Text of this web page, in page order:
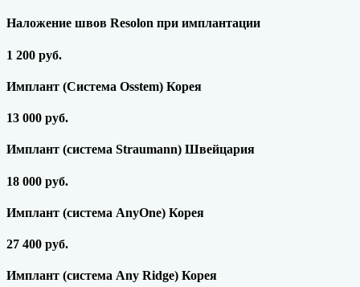
Наложение швов Resolon при имплантации
1 200 руб.
Имплант (Система Osstem) Корея
13 000 руб.
Имплант (система Straumann) Швейцария
18 000 руб.
Имплант (система AnyOne) Корея
27 400 руб.
Имплант (система Any Ridge) Корея